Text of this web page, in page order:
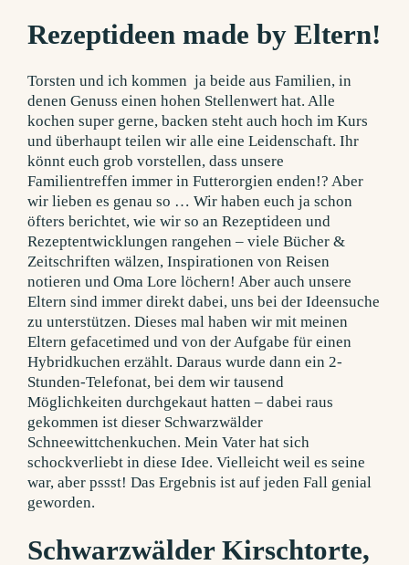
Rezeptideen made by Eltern!
Torsten und ich kommen ja beide aus Familien, in
denen Genuss einen hohen Stellenwert hat. Alle
kochen super gerne, backen steht auch hoch im Kurs
und überhaupt teilen wir alle eine Leidenschaft. Ihr
könnt euch grob vorstellen, dass unsere
Familientreffen immer in Futterorgien enden!? Aber
wir lieben es genau so … Wir haben euch ja schon
öfters berichtet, wie wir so an Rezeptideen und
Rezeptentwicklungen rangehen – viele Bücher &
Zeitschriften wälzen, Inspirationen von Reisen
notieren und Oma Lore löchern! Aber auch unsere
Eltern sind immer direkt dabei, uns bei der Ideensuche
zu unterstützen. Dieses mal haben wir mit meinen
Eltern gefacetimed und von der Aufgabe für einen
Hybridkuchen erzählt.Daraus wurde dann ein 2-
Stunden-Telefonat, bei dem wir tausend
Möglichkeiten durchgekaut hatten – dabei raus
gekommen ist dieser Schwarzwälder
Schneewittchenkuchen. Mein Vater hat sich
schockverliebt in diese Idee. Vielleicht weil es seine
war, aber pssst! Das Ergebnis ist auf jeden Fall genial
geworden.
Schwarzwälder Kirschtorte,